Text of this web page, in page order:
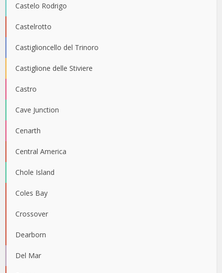
Castelo Rodrigo
Castelrotto
Castiglioncello del Trinoro
Castiglione delle Stiviere
Castro
Cave Junction
Cenarth
Central America
Chole Island
Coles Bay
Crossover
Dearborn
Del Mar